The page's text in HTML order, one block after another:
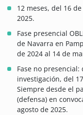
12 meses, del 16
2025.
Fase presencial
de Navarra en
de 2024 al 14 de
Fase no
investigación, del
Siempre desde el
(defensa) en
agosto de 2025.